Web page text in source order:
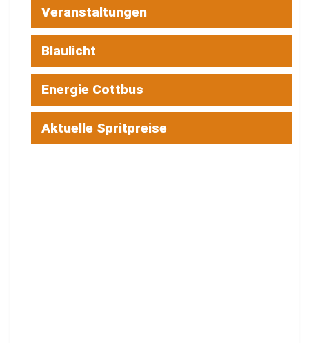
Veranstaltungen
Blaulicht
Energie Cottbus
Aktuelle Spritpreise